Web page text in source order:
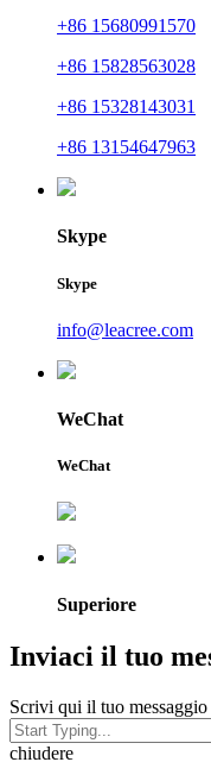
+86 15680991570
+86 15828563028
+86 15328143031
+86 13154647963
Skype
Skype
info@leacree.com
WeChat
WeChat
Superiore
Inviaci il tuo
Scrivi qui il tuo
chiudere